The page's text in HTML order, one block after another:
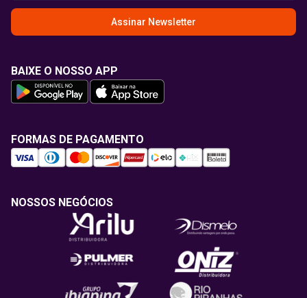
Assinar Newsletter
BAIXE O NOSSO APP
FORMAS DE PAGAMENTO
NOSSOS NEGÓCIOS